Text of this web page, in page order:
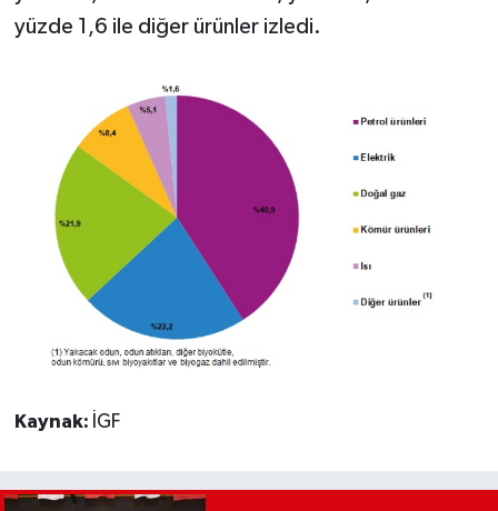
yüzde 1,6 ile diğer ürünler izledi.
Kaynak: İGF